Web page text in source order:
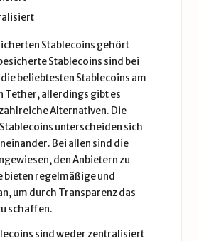
Stablecoins gehört
Stablecoins sind bei
beliebtesten Stablecoins am
Tether, allerdings gibt es
Alternativen. Die
unterscheiden sich
Bei allen sind die
den Anbietern zu
bieten regelmäßige und
um durch Transparenz das
schaffen.
sind weder zentralisiert